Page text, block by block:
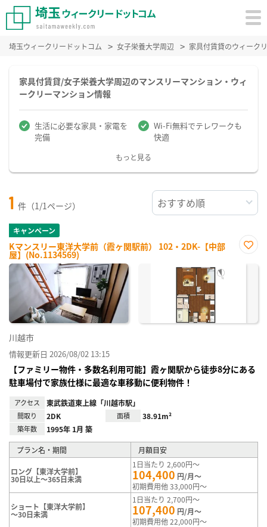
埼玉ウィークリードットコム 女子栄養大学周辺 家具付賃貸のウィーク
家具付賃貸/女子栄養大学周辺のマンスリーマンション・ウィ
ークリーマンション情報
生活に必要な家具・家電を
完備
Wi-Fi無料でテレワークも
快適
もっと見る
1 件（1/1ページ）
キャンペーン
Kマンスリー東洋大学前（霞ヶ関駅前） 102・2DK-【中部
屋】(No.1134569)
に入
川越市
情報更新日 2026/08/02 13:15
【ファミリー物件・多数名利用可能】霞ヶ関駅から徒歩8分にある
駐車場付で家族仕様に最適な車移動に便利物件！
アクセス 東武鉄道東上線「川越市駅」
間取り 2DK 面積 38.91m²
築年数 1995年 1月 築
プラン名・期間 月額目安
ロング【東洋大学前】
30日以上～365日未満
1日当たり 2,600円～
104,400 円/月～
初期費用他 33,000円～
ショート【東洋大学前】
～30日未満
1日当たり 2,700円～
107,400 円/月～
初期費用他 22,000円～